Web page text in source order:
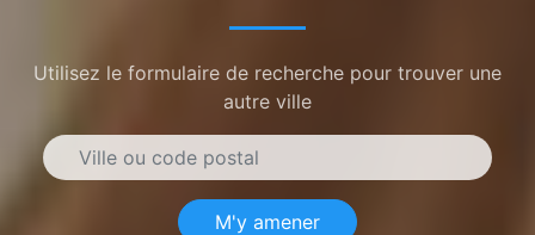
Utilisez le formulaire de recherche pour trouver une
autre ville
M'y amener